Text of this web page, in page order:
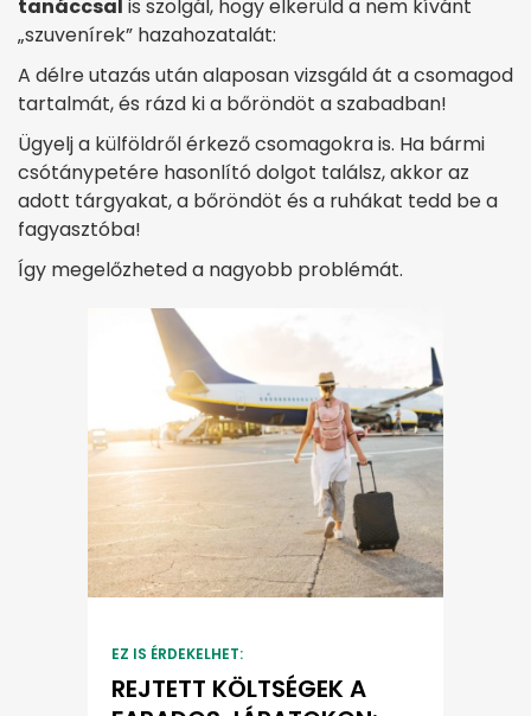
tanáccsal is szolgál, hogy elkerüld a nem kívánt
„szuvenírek” hazahozatalát:
A délre utazás után alaposan vizsgáld át a csomagod
tartalmát, és rázd ki a bőröndöt a szabadban!
Ügyelj a külföldről érkező csomagokra is. Ha bármi
csótánypetére hasonlító dolgot találsz, akkor az
adott tárgyakat, a bőröndöt és a ruhákat tedd be a
fagyasztóba!
Így megelőzheted a nagyobb problémát.
EZ IS ÉRDEKELHET:
REJTETT KÖLTSÉGEK A